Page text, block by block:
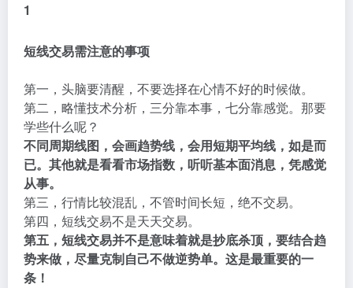
1
短线交易需注意的事项
第一，头脑要清醒，不要选择在心情不好的时候做。
第二，略懂技术分析，三分靠本事，七分靠感觉。那要
学些什么呢？
不同周期线图，会画趋势线，会用短期平均线，如是而
已。其他就是看看市场指数，听听基本面消息，凭感觉
从事。
第三，行情比较混乱，不管时间长短，绝不交易。
第四，短线交易不是天天交易。
第五，短线交易并不是意味着就是抄底杀顶，要结合趋
势来做，尽量克制自己不做逆势单。这是最重要的一
条！